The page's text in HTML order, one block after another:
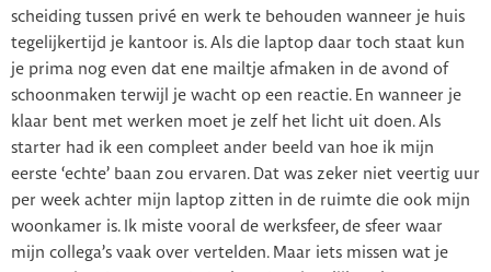
scheiding tussen privé en werk te behouden wanneer je huis
tegelijkertijd je kantoor is. Als die laptop daar toch staat kun
je prima nog even dat ene mailtje afmaken in de avond of
schoonmaken terwijl je wacht op een reactie. En wanneer je
klaar bent met werken moet je zelf het licht uit doen. Als
starter had ik een compleet ander beeld van hoe ik mijn
eerste ‘echte’ baan zou ervaren. Dat was zeker niet veertig uur
per week achter mijn laptop zitten in de ruimte die ook mijn
woonkamer is. Ik miste vooral de werksfeer, de sfeer waar
mijn collega’s vaak over vertelden. Maar iets missen wat je